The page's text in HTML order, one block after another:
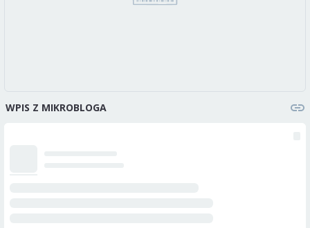
WPIS Z MIKROBLOGA